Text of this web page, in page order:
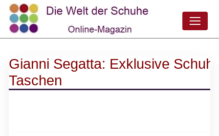
Gianni Segatta: Exklusive
Taschen